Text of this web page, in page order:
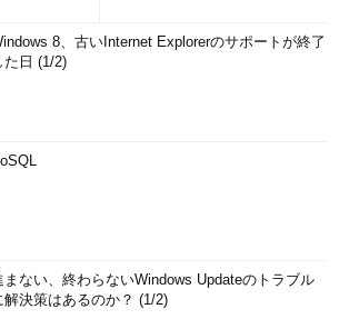
8、古いInternet Explorerのサポートが終了
た日 (1/2)
まない、終わらないWindows Updateのトラブル
解決策はあるのか？ (1/2)